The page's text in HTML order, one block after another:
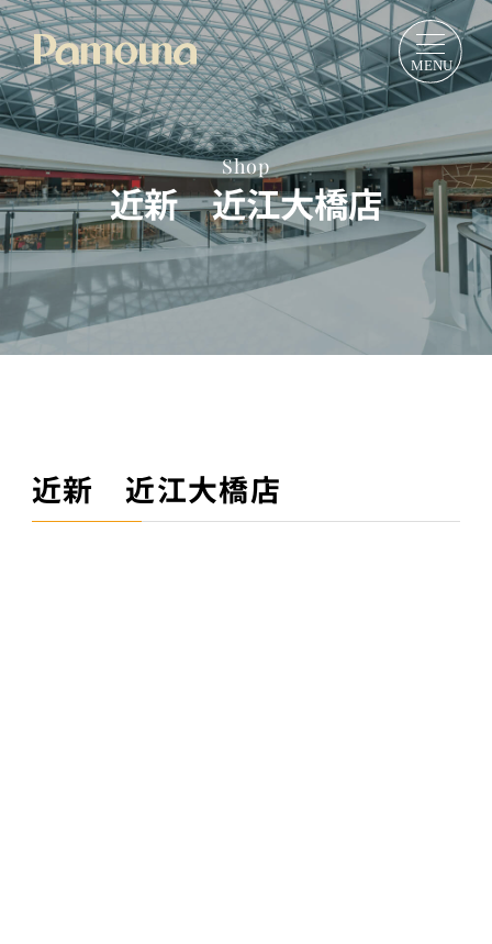
Shop
近新 近江大橋店
近新 近江大橋店